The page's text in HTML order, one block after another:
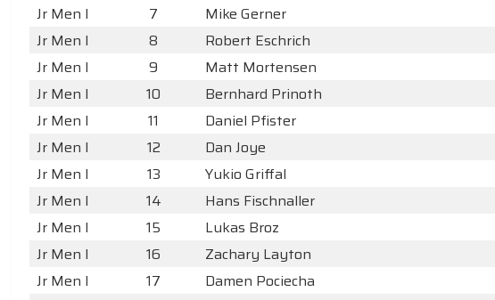
Jr Men I
7 Mike Gerner
Jr Men I
8 Robert Eschrich
Jr Men I
9 Matt Mortensen
Jr Men I
10 Bernhard Prinoth
Jr Men I
11 Daniel Pfister
Jr Men I
12 Dan Joye
Jr Men I
13 Yukio Griffal
Jr Men I
14 Hans Fischnaller
Jr Men I
15 Lukas Broz
Jr Men I
16 Zachary Layton
Jr Men I
17 Damen Pociecha